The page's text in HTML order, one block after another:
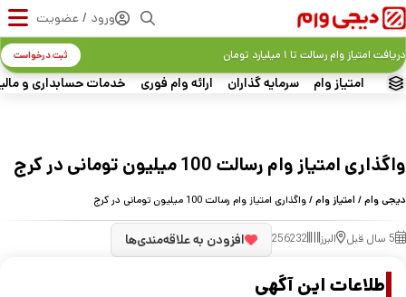
ورود / عضویت
امتیاز وام سرمایه گذاران ارائه وام فوری خدمات حسابداری و
دریافت امتیاز وام رسالت تا ۱ میلیارد تومان ثبت درخواست
واگذاری امتیاز وام رسالت 100 میلیون تومانی در کرج
دیجی وام/ امتیاز وام/ واگذاری امتیاز وام رسالت 100 میلیون تومانی در کرج
5 سال قبل البرز 256232 افزودن به علاقه‌مندی‌ها
اطلاعات این آگهی